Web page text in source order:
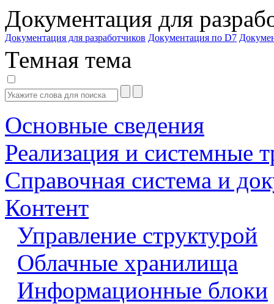
Документация для
Документация для разработчиков Документация по D7
Темная тема
Основные сведения
Реализация и системные
Справочная система и
Контент
Управление структурой
Облачные хранилища
Информационные блоки